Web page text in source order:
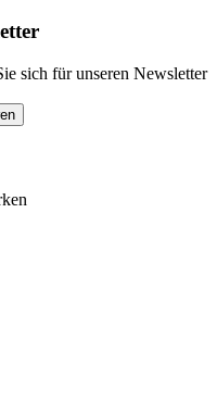
sich für unseren Newsletter